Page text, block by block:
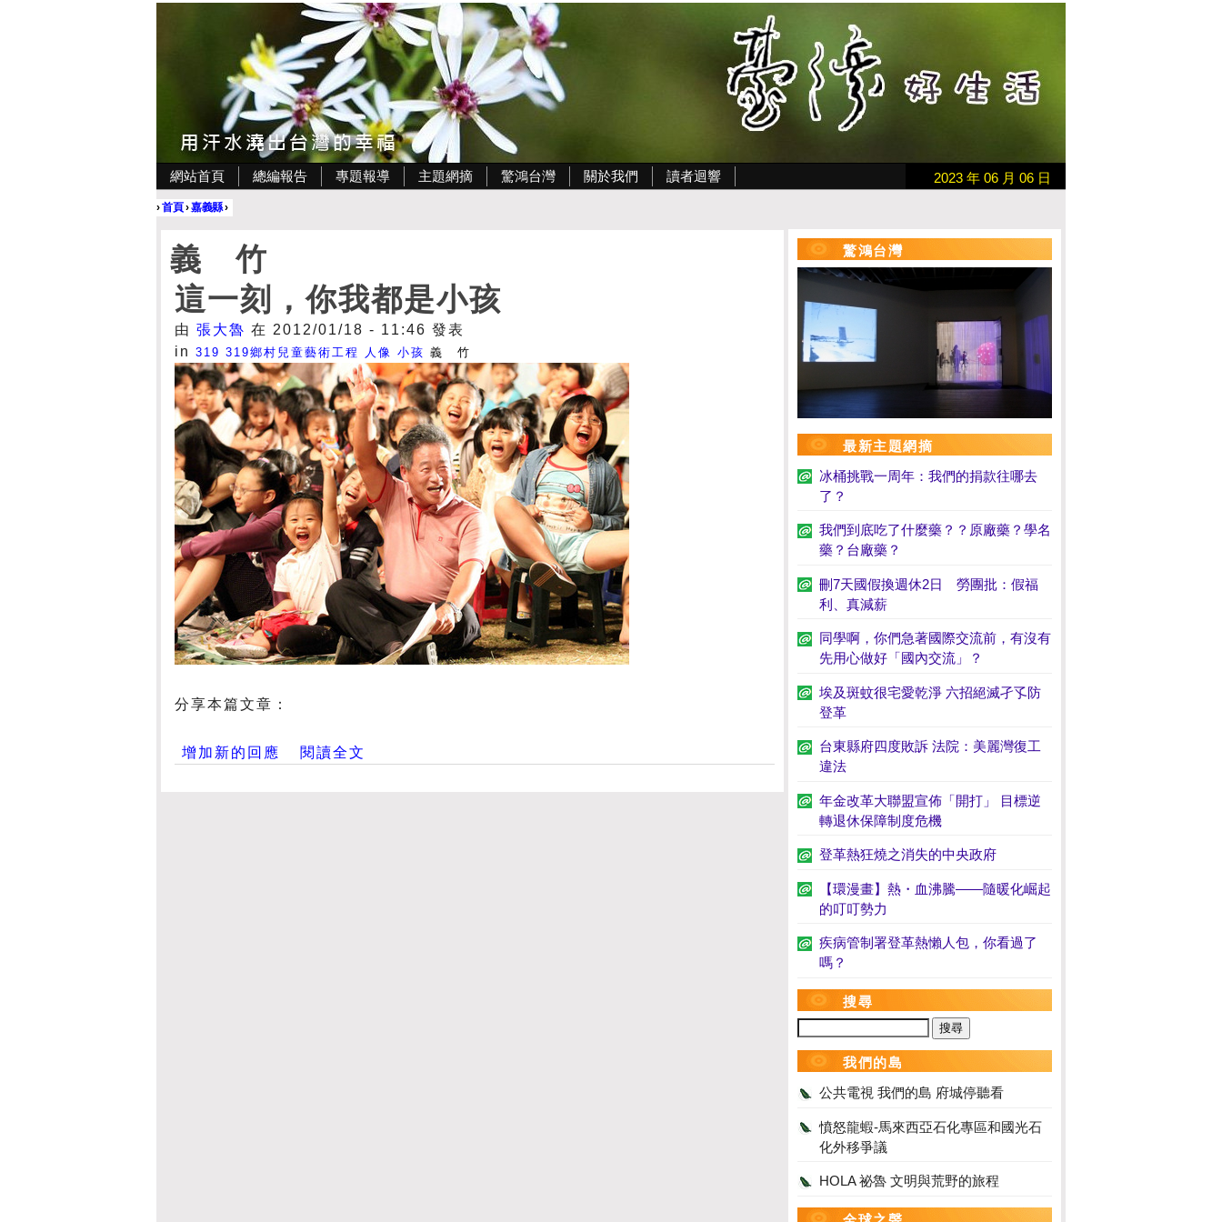
網站首頁 總編報告 專題報導 主題網摘 驚鴻台灣 關於我們 讀者迴響 2023 年 06 月 06 日
›首頁›嘉義縣›
義 竹
這一刻，你我都是小孩
由 張大魯 在 2012/01/18 - 11:46 發表
in 319 319鄉村兒童藝術工程 人像 小孩 義 竹
分享本篇文章：
增加新的回應 閱讀全文
驚鴻台灣
最新主題網摘
冰桶挑戰一周年：我們的捐款往哪去
了？
我們到底吃了什麼藥？？原廠藥？學名
藥？台廠藥？
刪7天國假換週休2日 勞團批：假福
利、真減薪
同學啊，你們急著國際交流前，有沒有
先用心做好「國內交流」？
埃及斑蚊很宅愛乾淨 六招絕滅孑孓防
登革
台東縣府四度敗訴 法院：美麗灣復工
違法
年金改革大聯盟宣佈「開打」 目標逆
轉退休保障制度危機
登革熱狂燒之消失的中央政府
【環漫畫】熱・血沸騰——隨暖化崛起
的叮叮勢力
疾病管制署登革熱懶人包，你看過了
嗎？
搜尋
我們的島
公共電視 我們的島 府城停聽看
憤怒龍蝦-馬來西亞石化專區和國光石
化外移爭議
HOLA 祕魯 文明與荒野的旅程